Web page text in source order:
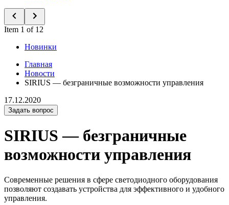
Item 1 of 12
Новинки
Главная
Новости
SIRIUS — безграничные возможности управления
17.12.2020
Задать вопрос
SIRIUS — безграничные
возможности управления
Современные решения в сфере светодиодного оборудования
позволяют создавать устройства для эффективного и удобного
управления.